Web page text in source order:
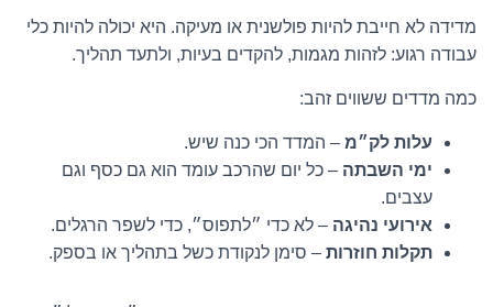
מדידה לא חייבת להיות פולשנית או מעיקה. היא יכולה להיות כלי
עבודה רגוע: לזהות מגמות, להקדים בעיות, ולתעד תהליך.
כמה מדדים ששווים זהב:
עלות לק״מ – המדד הכי כנה שיש.
ימי השבתה – כל יום שהרכב עומד הוא גם כסף וגם
עצבים.
אירועי נהיגה – לא כדי ״לתפוס״, כדי לשפר הרגלים.
תקלות חוזרות – סימן לנקודת כשל בתהליך או בספק.